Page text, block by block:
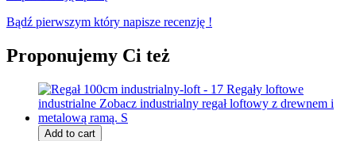
Bądź pierwszym który napisze recenzję !
Proponujemy Ci też
Add to cart